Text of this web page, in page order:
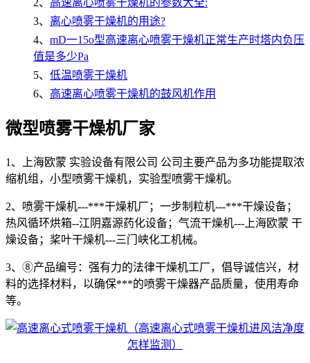
3、 离心喷雾干燥机的用途?
4、 mD一15o型高速离心喷雾干燥机正常生产时塔内负压
值是多少Pa
5、 低温喷雾干燥机
6、 高速离心喷雾干燥机的鼓风机作用
微型喷雾干燥机厂家
1、上海欧蒙 实验设备有限公司 公司主要产品为多功能提取浓
缩机组，小型喷雾干燥机，实验型喷雾干燥机。
2、喷雾干燥机---***干燥机厂；一步制粒机---***干燥设备；
热风循环烘箱--江阴嘉源药化设备；气流干燥机---上海欧蒙 干
燥设备；桨叶干燥机---三门峡化工机械。
3、⑧产品编号：强有力的法律干燥机工厂，倡导诚信兴，材
料的选择材料，以确保***的喷雾干燥器产品质量，使用寿命
等。